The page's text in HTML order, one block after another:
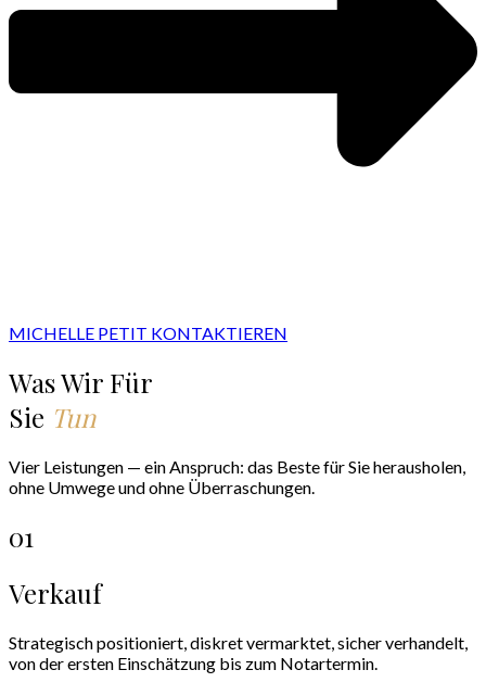
MICHELLE PETIT KONTAKTIEREN
Was Wir Für
Sie Tun
Vier Leistungen — ein Anspruch: das Beste für Sie herausholen,
ohne Umwege und ohne Überraschungen.
01
Verkauf
Strategisch positioniert, diskret vermarktet, sicher verhandelt,
von der ersten Einschätzung bis zum Notartermin.